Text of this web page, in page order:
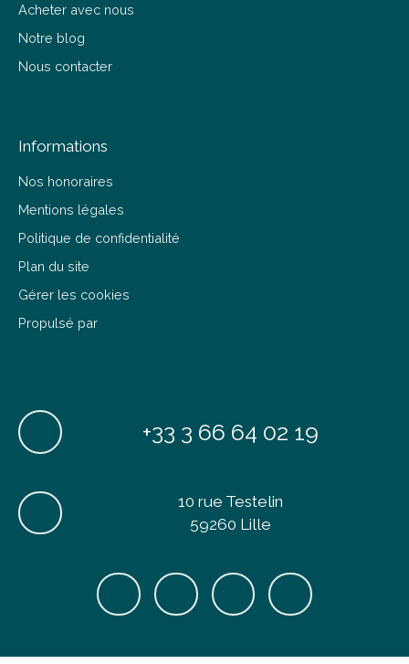
Acheter avec nous
Notre blog
Nous contacter
Informations
Nos honoraires
Mentions légales
Politique de confidentialité
Plan du site
Gérer les cookies
Propulsé par
+33 3 66 64 02 19
10 rue Testelin
59260 Lille